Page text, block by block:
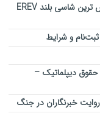
رونمایی خودرو IM LS9 توسط نیکا موتور ، لوکس ترین شاسی بلند EREV
دیپلماتیک –
خبرنگاران در جنگ